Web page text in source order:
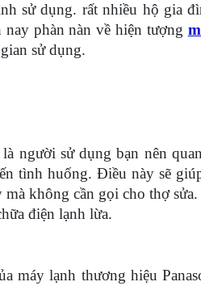
sử dụng. rất nhiều hộ gia
phàn nàn về hiện tượng
sử dụng.
người sử dụng bạn nên
tình huống. Điều này sẽ
không cần gọi cho thợ sửa.
điện lạnh lừa.
máy lạnh thương hiệu